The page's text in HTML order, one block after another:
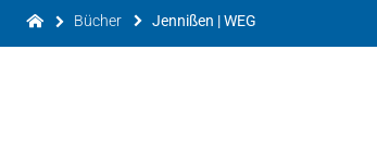
Bücher Jennißen | WEG